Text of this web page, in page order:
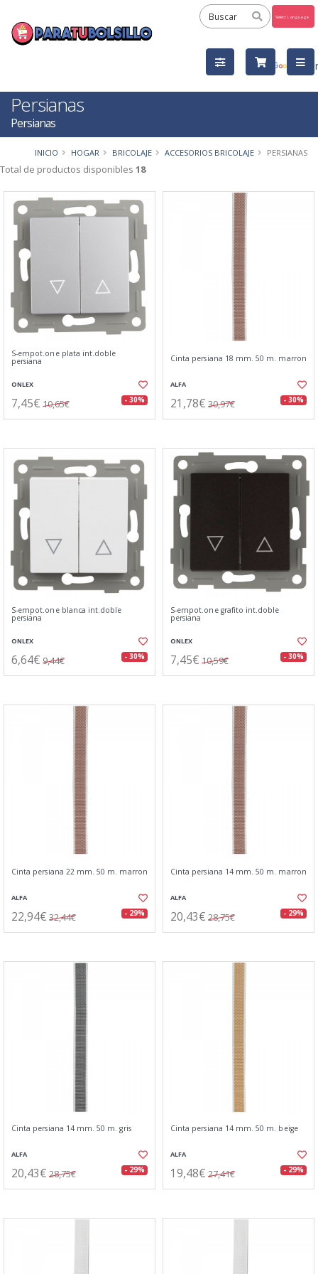
by
Persianas
Persianas
INICIO HOGAR BRICOLAJE ACCESORIOS BRICOLAJE PERSIANAS
Total de productos disponibles 18
S-empot.one plata int.doble
persiana
ONLEX
7,45€ 10,65€ - 30%
Cinta persiana 18 mm. 50 m. marron
ALFA
21,78€ 30,97€ - 30%
S-empot.one blanca int.doble
persiana
ONLEX
6,64€ 9,44€ - 30%
S-empot.one grafito int.doble
persiana
ONLEX
7,45€ 10,59€ - 30%
Cinta persiana 22 mm. 50 m. marron
ALFA
22,94€ 32,44€ - 29%
Cinta persiana 14 mm. 50 m. marron
ALFA
20,43€ 28,75€ - 29%
Cinta persiana 14 mm. 50 m. gris
ALFA
20,43€ 28,75€ - 29%
Cinta persiana 14 mm. 50 m. beige
ALFA
19,48€ 27,41€ - 29%